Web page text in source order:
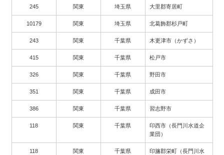
245 関東 埼玉県 大里郡寄居町
10179 関東 埼玉県 北葛飾郡杉戸町
243 関東 千葉県 木更津市（かずさ）
415 関東 千葉県 松戸市
326 関東 千葉県 野田市
351 関東 千葉県 成田市
386 関東 千葉県 習志野市
118 関東 千葉県
印西市（長門川水道企
業団）
118 関東 千葉県
印旛郡栄町（長門川水